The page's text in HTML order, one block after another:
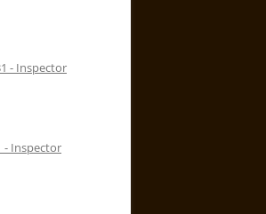
- Inspector
- Inspector